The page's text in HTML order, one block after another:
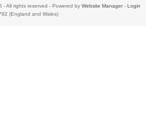
- All rights reserved - Powered by Website Manager- Login
(England and Wales)